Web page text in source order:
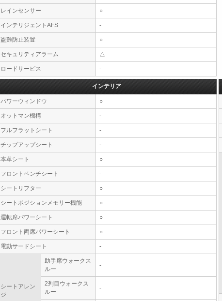
レインセンサー ○
インテリジェントAFS -
盗難防止装置 ○
セキュリティアラーム △
ロードサービス -
インテリア
パワーウィンドウ ○
オットマン機構 -
フルフラットシート -
チップアップシート -
本革シート ○
フロントベンチシート -
シートリフター ○
シートポジションメモリー機能 ○
運転席パワーシート ○
フロント両席パワーシート ○
電動サードシート -
シートアレン
ジ
助手席ウォークス
ルー
-
2列目ウォークス
ルー
-